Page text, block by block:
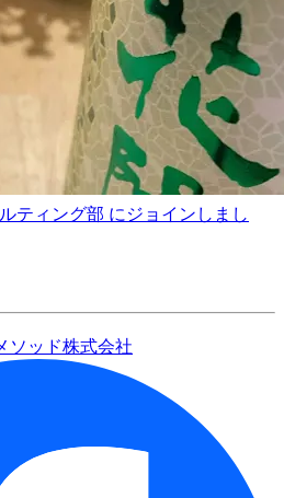
ティング部 にジョインしまし
ソッド株式会社